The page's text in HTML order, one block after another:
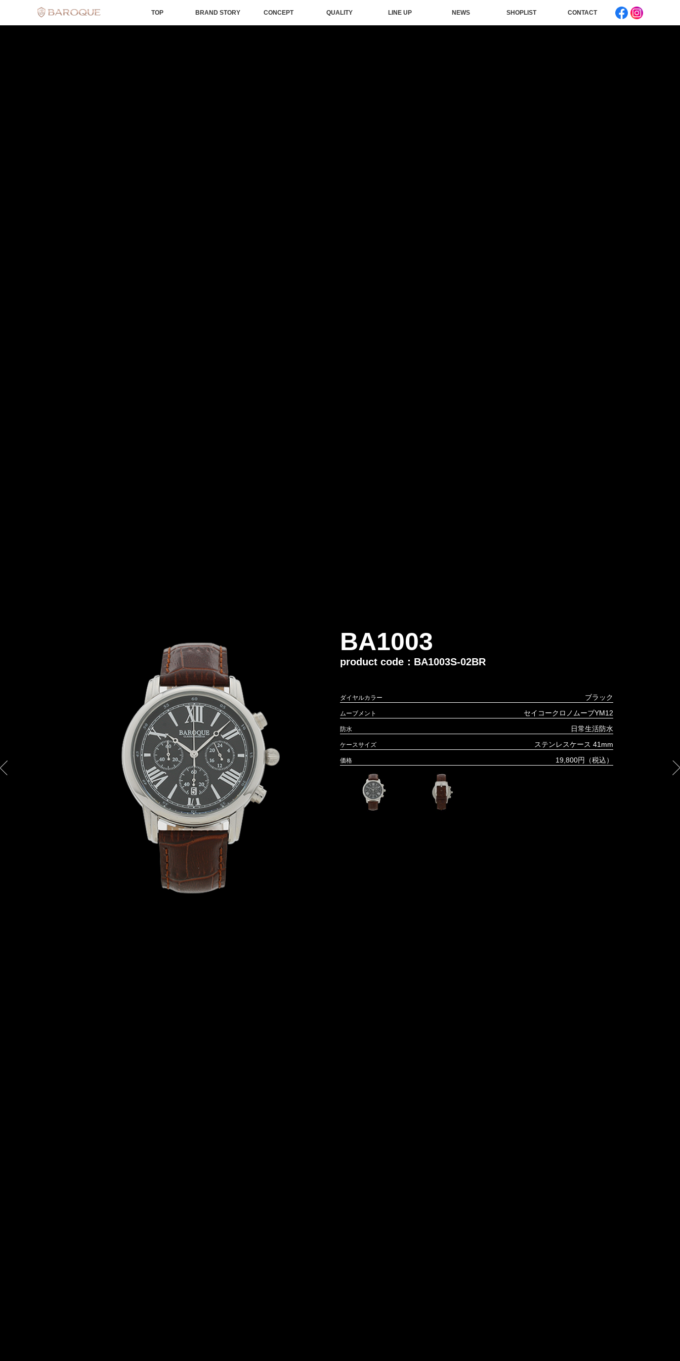
TOP BRAND STORY CONCEPT QUALITY LINE UP NEWS SHOPLIST CONTACT
BA1003
product code：BA1003S-02BR
ダイヤルカラー ブラック
ムーブメント セイコークロノムーブYM12
防水 日常生活防水
ケースサイズ ステンレスケース 41mm
価格 19,800円（税込）